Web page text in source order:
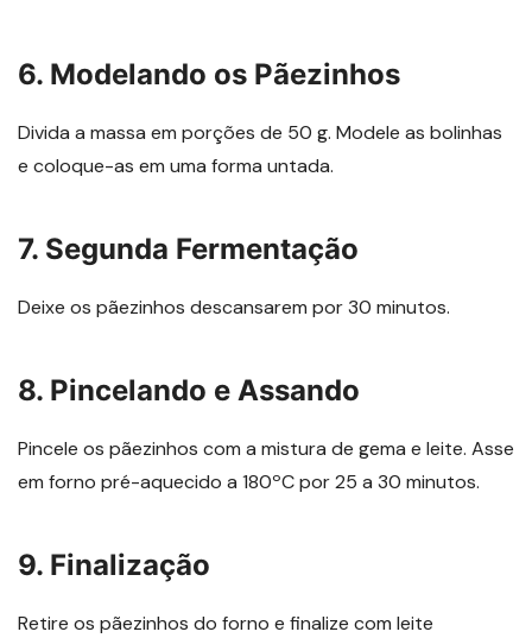
6. Modelando os Pãezinhos
Divida a massa em porções de 50 g. Modele as bolinhas
e coloque-as em uma forma untada.
7. Segunda Fermentação
Deixe os pãezinhos descansarem por 30 minutos.
8. Pincelando e Assando
Pincele os pãezinhos com a mistura de gema e leite. Asse
em forno pré-aquecido a 180ºC por 25 a 30 minutos.
9. Finalização
Retire os pãezinhos do forno e finalize com leite